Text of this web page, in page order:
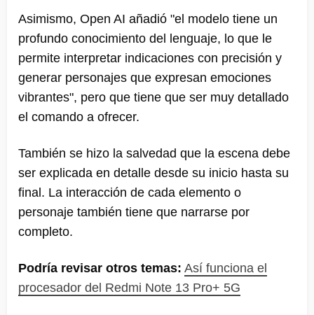
Asimismo, Open AI añadió "el modelo tiene un
profundo conocimiento del lenguaje, lo que le
permite interpretar indicaciones con precisión y
generar personajes que expresan emociones
vibrantes", pero que tiene que ser muy detallado
el comando a ofrecer.
También se hizo la salvedad que la escena debe
ser explicada en detalle desde su inicio hasta su
final. La interacción de cada elemento o
personaje también tiene que narrarse por
completo.
Podría revisar otros temas: Así funciona el
procesador del Redmi Note 13 Pro+ 5G